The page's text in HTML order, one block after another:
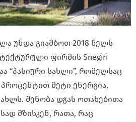
უნდა გიამბოთ 2018 წელს
ფირმის Snegiri
“პასიური სახლი”, რომელსაც
მეტი ენერგია,
შენობა დგას ოთახებითა
მზისკენ, რათა, რაც